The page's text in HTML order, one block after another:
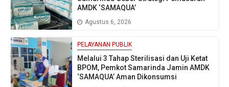
AMDK ‘SAMAQUA’
Agustus 6, 2026
PELAYANAN PUBLIK
Melalui 3 Tahap Sterilisasi dan Uji Ketat
BPOM, Pemkot Samarinda Jamin AMDK
‘SAMAQUA’ Aman Dikonsumsi